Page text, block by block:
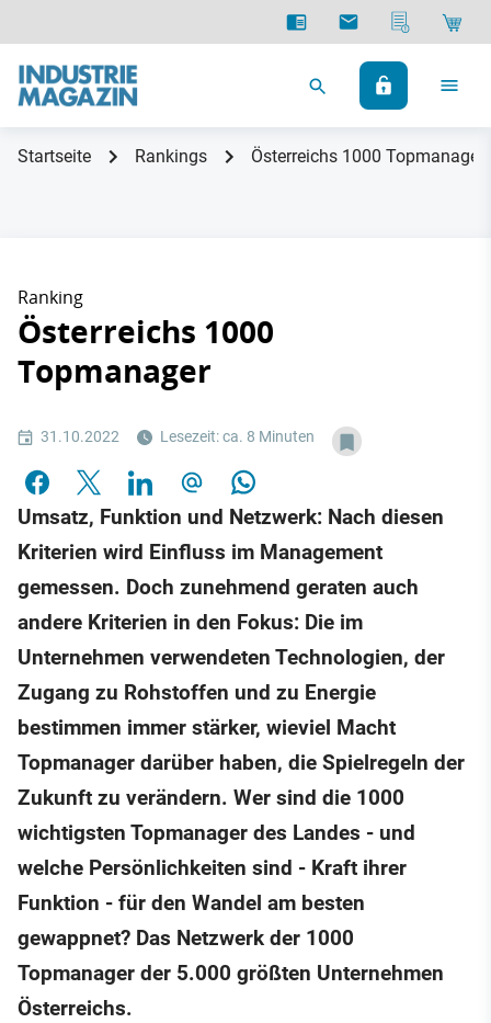
Startseite Rankings Österreichs 1000 Topmanager
Ranking
Österreichs 1000
Topmanager
31.10.2022 Lesezeit: ca. 8 Minuten
Umsatz, Funktion und Netzwerk: Nach diesen
Kriterien wird Einfluss im Management
gemessen. Doch zunehmend geraten auch
andere Kriterien in den Fokus: Die im
Unternehmen verwendeten Technologien, der
Zugang zu Rohstoffen und zu Energie
bestimmen immer stärker, wieviel Macht
Topmanager darüber haben, die Spielregeln der
Zukunft zu verändern. Wer sind die 1000
wichtigsten Topmanager des Landes - und
welche Persönlichkeiten sind - Kraft ihrer
Funktion - für den Wandel am besten
gewappnet? Das Netzwerk der 1000
Topmanager der 5.000 größten Unternehmen
Österreichs.